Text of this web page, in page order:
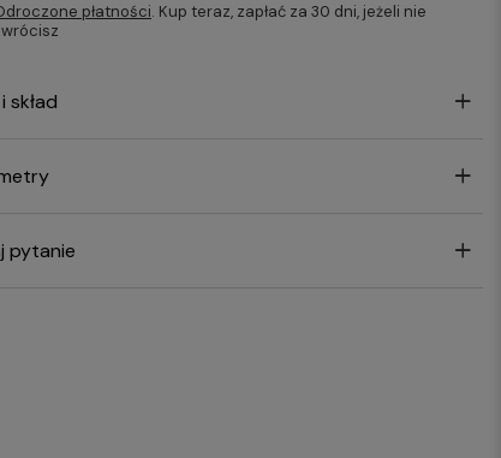
płatności. Kup teraz, zapłać za 30 dni, jeżeli nie
skład
pytanie